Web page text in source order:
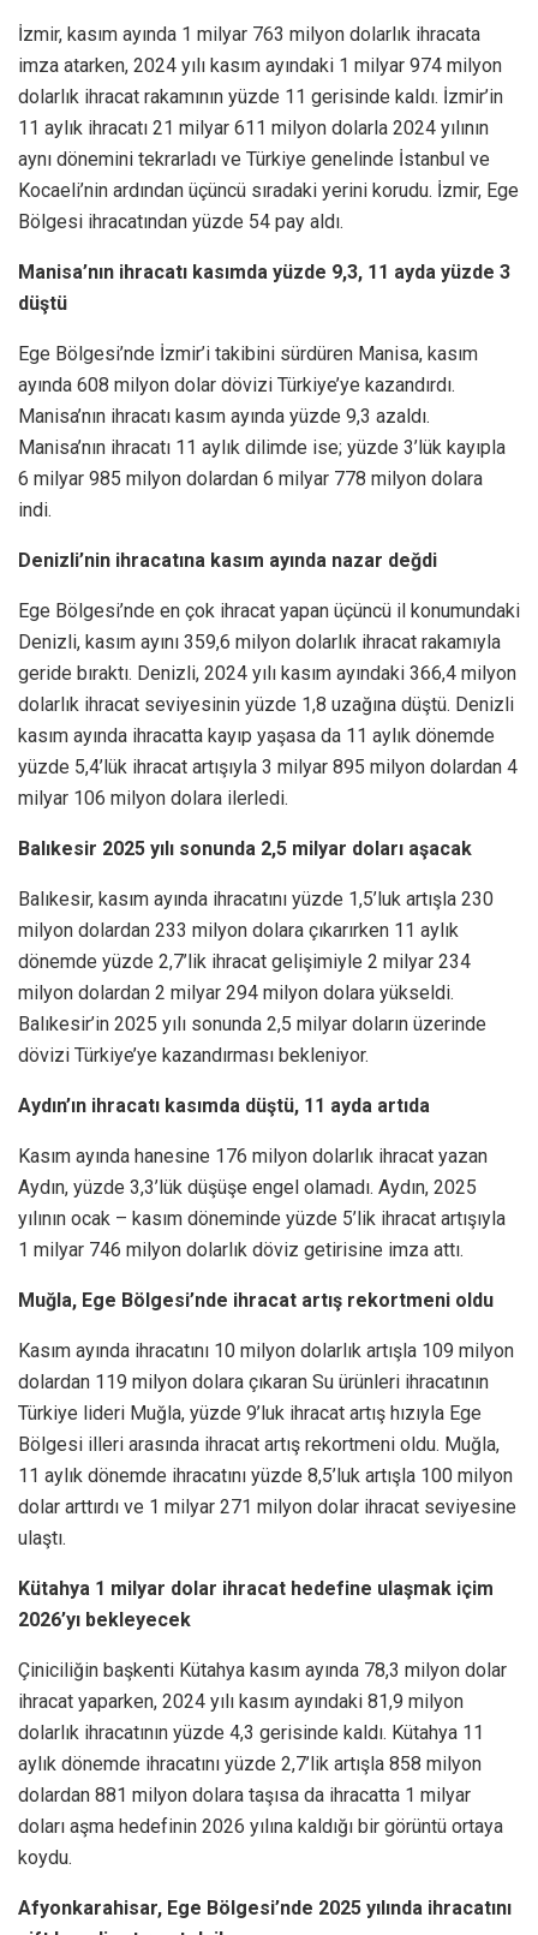
İzmir, kasım ayında 1 milyar 763 milyon dolarlık ihracata
imza atarken, 2024 yılı kasım ayındaki 1 milyar 974 milyon
dolarlık ihracat rakamının yüzde 11 gerisinde kaldı. İzmir’in
11 aylık ihracatı 21 milyar 611 milyon dolarla 2024 yılının
aynı dönemini tekrarladı ve Türkiye genelinde İstanbul ve
Kocaeli’nin ardından üçüncü sıradaki yerini korudu. İzmir, Ege
Bölgesi ihracatından yüzde 54 pay aldı.
Manisa’nın ihracatı kasımda yüzde 9,3, 11 ayda yüzde 3
düştü
Ege Bölgesi’nde İzmir’i takibini sürdüren Manisa, kasım
ayında 608 milyon dolar dövizi Türkiye’ye kazandırdı.
Manisa’nın ihracatı kasım ayında yüzde 9,3 azaldı.
Manisa’nın ihracatı 11 aylık dilimde ise; yüzde 3’lük kayıpla
6 milyar 985 milyon dolardan 6 milyar 778 milyon dolara
indi.
Denizli’nin ihracatına kasım ayında nazar değdi
Ege Bölgesi’nde en çok ihracat yapan üçüncü il konumundaki
Denizli, kasım ayını 359,6 milyon dolarlık ihracat rakamıyla
geride bıraktı. Denizli, 2024 yılı kasım ayındaki 366,4 milyon
dolarlık ihracat seviyesinin yüzde 1,8 uzağına düştü. Denizli
kasım ayında ihracatta kayıp yaşasa da 11 aylık dönemde
yüzde 5,4’lük ihracat artışıyla 3 milyar 895 milyon dolardan 4
milyar 106 milyon dolara ilerledi.
Balıkesir 2025 yılı sonunda 2,5 milyar doları aşacak
Balıkesir, kasım ayında ihracatını yüzde 1,5’luk artışla 230
milyon dolardan 233 milyon dolara çıkarırken 11 aylık
dönemde yüzde 2,7’lik ihracat gelişimiyle 2 milyar 234
milyon dolardan 2 milyar 294 milyon dolara yükseldi.
Balıkesir’in 2025 yılı sonunda 2,5 milyar doların üzerinde
dövizi Türkiye’ye kazandırması bekleniyor.
Aydın’ın ihracatı kasımda düştü, 11 ayda artıda
Kasım ayında hanesine 176 milyon dolarlık ihracat yazan
Aydın, yüzde 3,3’lük düşüşe engel olamadı. Aydın, 2025
yılının ocak – kasım döneminde yüzde 5’lik ihracat artışıyla
1 milyar 746 milyon dolarlık döviz getirisine imza attı.
Muğla, Ege Bölgesi’nde ihracat artış rekortmeni oldu
Kasım ayında ihracatını 10 milyon dolarlık artışla 109 milyon
dolardan 119 milyon dolara çıkaran Su ürünleri ihracatının
Türkiye lideri Muğla, yüzde 9’luk ihracat artış hızıyla Ege
Bölgesi illeri arasında ihracat artış rekortmeni oldu. Muğla,
11 aylık dönemde ihracatını yüzde 8,5’luk artışla 100 milyon
dolar arttırdı ve 1 milyar 271 milyon dolar ihracat seviyesine
ulaştı.
Kütahya 1 milyar dolar ihracat hedefine ulaşmak içim
2026’yı bekleyecek
Çiniciliğin başkenti Kütahya kasım ayında 78,3 milyon dolar
ihracat yaparken, 2024 yılı kasım ayındaki 81,9 milyon
dolarlık ihracatının yüzde 4,3 gerisinde kaldı. Kütahya 11
aylık dönemde ihracatını yüzde 2,7’lik artışla 858 milyon
dolardan 881 milyon dolara taşısa da ihracatta 1 milyar
doları aşma hedefinin 2026 yılına kaldığı bir görüntü ortaya
koydu.
Afyonkarahisar, Ege Bölgesi’nde 2025 yılında ihracatını